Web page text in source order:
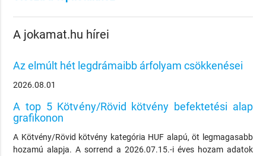
A jokamat.hu hírei
Az elmúlt hét legdrámaibb árfolyam csökkenései
2026.08.01
A top 5 Kötvény/Rövid kötvény befektetési alap
grafikonon
A Kötvény/Rövid kötvény kategória HUF alapú, öt legmagasabb
hozamú alapja. A sorrend a 2026.07.15.-i éves hozam adatok